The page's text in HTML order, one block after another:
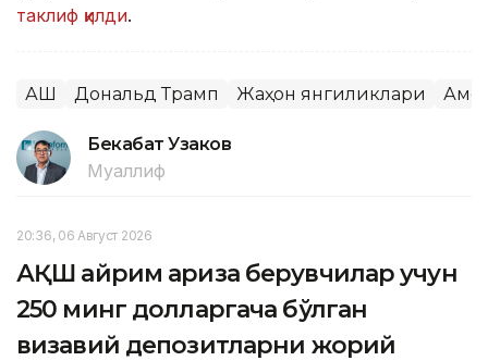
таклиф қилди.
АҚШ Дональд Трамп Жаҳон янгиликлари
Бекабат Узаков
Муаллиф
20:36, 06 Август 2026
АҚШ айрим ариза берувчилар учун
250 минг долларгача бўлган
визавий депозитларни жорий